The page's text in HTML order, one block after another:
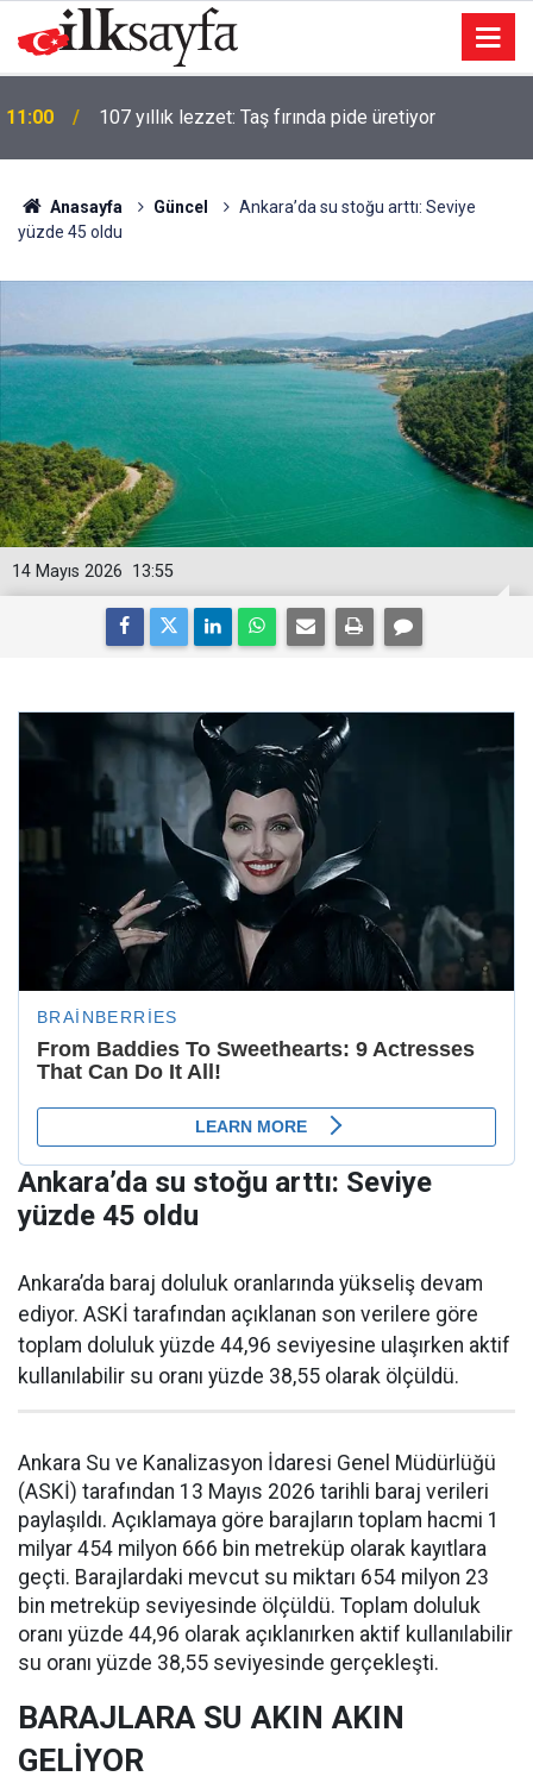
11:00 107 yıllık lezzet: Taş fırında pide üretiyor
Anasayfa Güncel
Ankara’da su stoğu arttı: Seviye
yüzde 45 oldu
13:55
14 Mayıs 2026
Ankara’da su stoğu arttı: Seviye
yüzde 45 oldu
Ankara’da baraj doluluk oranlarında yükseliş devam
ediyor. ASKİ tarafından açıklanan son verilere göre
toplam doluluk yüzde 44,96 seviyesine ulaşırken aktif
kullanılabilir su oranı yüzde 38,55 olarak ölçüldü.
Ankara Su ve Kanalizasyon İdaresi Genel Müdürlüğü
(ASKİ) tarafından 13 Mayıs 2026 tarihli baraj verileri
paylaşıldı. Açıklamaya göre barajların toplam hacmi 1
milyar 454 milyon 666 bin metreküp olarak kayıtlara
geçti. Barajlardaki mevcut su miktarı 654 milyon 23
bin metreküp seviyesinde ölçüldü. Toplam doluluk
oranı yüzde 44,96 olarak açıklanırken aktif kullanılabilir
su oranı yüzde 38,55 seviyesinde gerçekleşti.
BARAJLARA SU AKIN AKIN
GELİYOR